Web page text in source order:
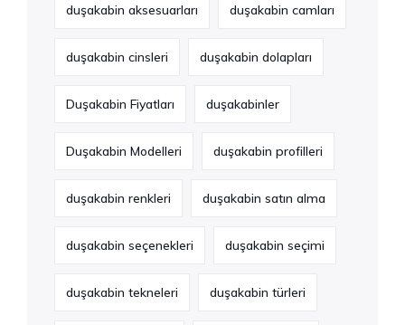
duşakabin aksesuarları duşakabin camları
duşakabin cinsleri duşakabin dolapları
Duşakabin Fiyatları duşakabinler
Duşakabin Modelleri duşakabin profilleri
duşakabin renkleri duşakabin satın alma
duşakabin seçenekleri duşakabin seçimi
duşakabin tekneleri duşakabin türleri